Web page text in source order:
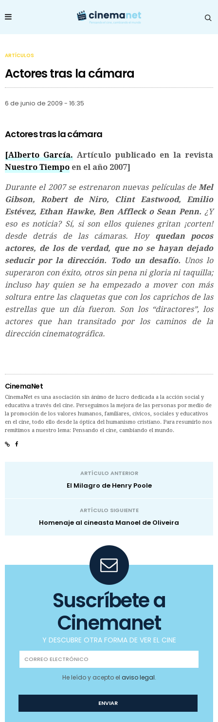
ARTÍCULOS
Actores tras la cámara
6 de junio de 2009 - 16:35
Actores tras la cámara
[Alberto García. Artículo publicado en la revista
Nuestro Tiempo en el año 2007]
Durante el 2007 se estrenaron nuevas películas de Mel
Gibson, Robert de Niro, Clint Eastwood, Emilio
Estévez, Ethan Hawke, Ben Affleck o Sean Penn. ¿Y
eso es noticia? Sí, si son ellos quienes gritan ¡corten!
desde detrás de las cámaras. Hoy quedan pocos
actores, de los de verdad, que no se hayan dejado
seducir por la dirección. Todo un desafío. Unos lo
superaron con éxito, otros sin pena ni gloria ni taquilla;
incluso hay quien se ha empezado a mover con más
soltura entre las claquetas que con los caprichos de las
estrellas que un día fueron. Son los “diractores”, los
actores que han transitado por los caminos de la
dirección cinematográfica.
CinemaNet
CinemaNet es una asociación sin ánimo de lucro dedicada a la acción social y
educativa a través del cine. Perseguimos la mejora de las personas por medio de
la promoción de los valores humanos, familiares, cívicos, sociales y educativos
en el cine, todo ello desde la óptica del humanismo cristiano. Para resumirlo nos
remitimos a nuestro lema: Pensando el cine, cambiando el mundo.
ARTÍCULO ANTERIOR
El Milagro de Henry Poole
ARTÍCULO SIGUIENTE
Homenaje al cineasta Manoel de Oliveira
Suscríbete a
Cinemanet
Y DESCUBRE OTRA FORMA DE VER EL CINE
He leído y acepto el aviso legal.